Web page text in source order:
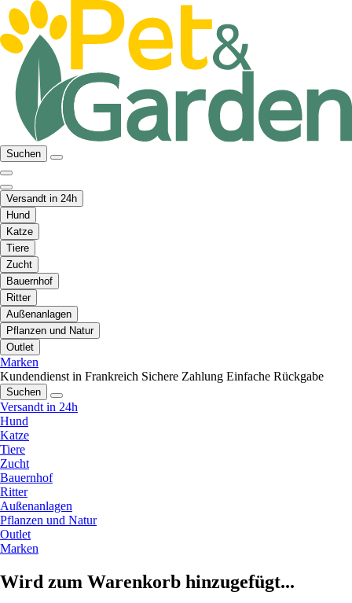
Suchen
Versandt in 24h
Hund
Katze
Tiere
Zucht
Bauernhof
Ritter
Außenanlagen
Pflanzen und Natur
Outlet
Marken
Kundendienst in Frankreich Sichere Zahlung Einfache Rückgabe
Suchen
Versandt in 24h
Hund
Katze
Tiere
Zucht
Bauernhof
Ritter
Außenanlagen
Pflanzen und Natur
Outlet
Marken
Wird zum Warenkorb hinzugefügt...